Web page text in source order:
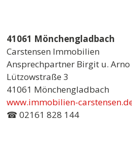
41061 Mönchengladbach
Carstensen Immobilien
Ansprechpartner Birgit u. Arno
Lützowstraße 3
41061 Mönchengladbach
www.immobilien-
☎ 02161 828 144